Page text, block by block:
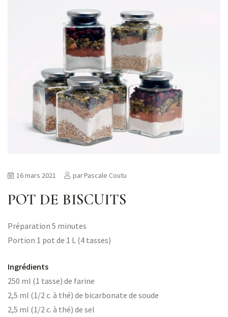
POT DE BISCUITS
16 mars 2021 parPascale Coutu
Préparation 5 minutes
Portion 1 pot de 1 L (4 tasses)
Ingrédients
250 ml (1 tasse) de farine
2,5 ml (1/2 c. à thé) de bicarbonate de soude
2,5 ml (1/2 c. à thé) de sel